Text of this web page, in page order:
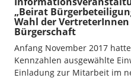
„Beirat
Wahl der VertreterInnen
Bürgerschaft
Anfang November 2017
Kennzahlen ausgewählte
Einladung zur Mitarbeit im